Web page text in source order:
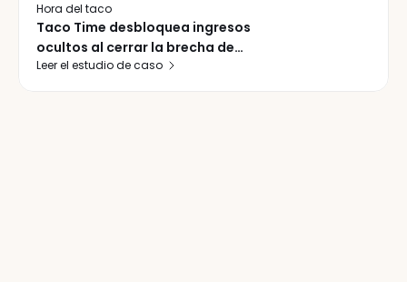
Hora del taco
Taco Time desbloquea ingresos
ocultos al cerrar la brecha de
respuesta
Leer el estudio de caso